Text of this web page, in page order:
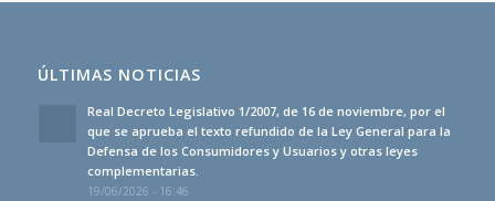
ÚLTIMAS NOTICIAS
Real Decreto Legislativo 1/2007, de 16 de noviembre, por el
que se aprueba el texto refundido de la Ley General para la
Defensa de los Consumidores y Usuarios y otras leyes
complementarias.
19/06/2026 - 16:46